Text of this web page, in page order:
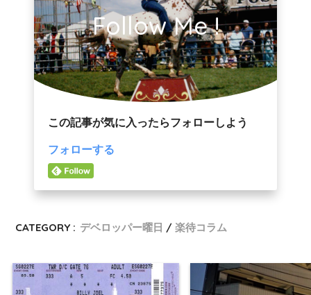
Follow Me !
この記事が気に入ったらフォローしよう
フォローする
CATEGORY : デベロッパー曜日 楽待コラム